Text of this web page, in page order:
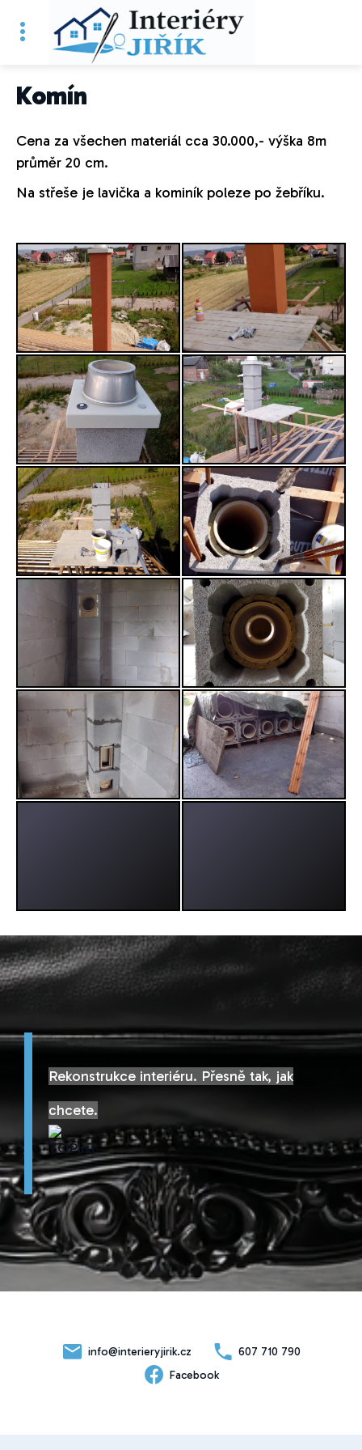
Komín
Cena za všechen materiál cca 30.000,- výška 8m
průměr 20 cm.
Na střeše je lavička a kominík poleze po žebříku.
Rekonstrukce interiéru. Přesně tak, jak
chcete.
info@interieryjirik.cz
607 710 790
Facebook